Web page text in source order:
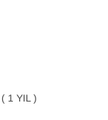
1 YIL )